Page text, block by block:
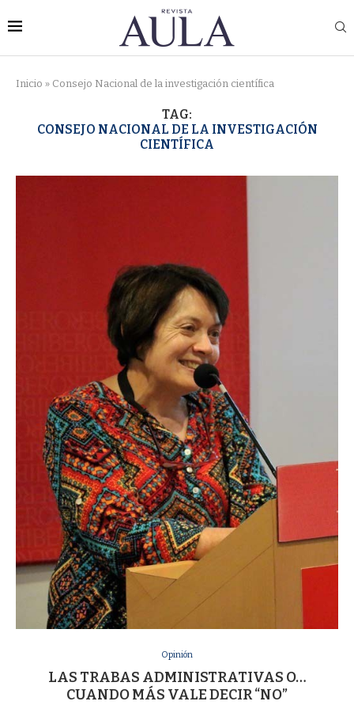
Inicio » Consejo Nacional de la investigación científica
TAG:
CONSEJO NACIONAL DE LA INVESTIGACIÓN
CIENTÍFICA
Opinión
LAS TRABAS ADMINISTRATIVAS O…
CUANDO MÁS VALE DECIR “NO”